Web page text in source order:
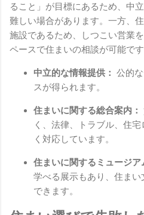
ること」が目標にあるため、中
難しい場合があります。一方、
施設であるため、しつこい営業
ペースで住まいの相談が可能です
中立的な情報提供： 公的
スが得られます。
住まいに関する総合案内：
く、法律、トラブル、住
く対応しています。
住まいに関するミュージア
学べる展示もあり、住ま
できます。